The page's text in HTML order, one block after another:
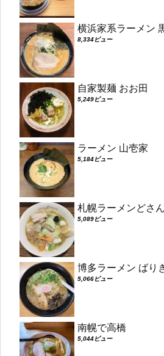
横浜家系ラーメン
8,334ビュー
自家製麺 おお田
5,249ビュー
ラーメン 山壱家
5,184ビュー
札幌ラーメンどさ
5,089ビュー
博多ラーメン ばり
5,066ビュー
南幌で高橋
5,044ビュー